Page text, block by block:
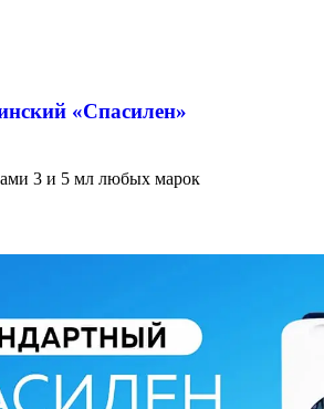
«Спасилен»
3 и 5 мл любых марок